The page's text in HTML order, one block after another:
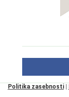
Politika zasebnosti|